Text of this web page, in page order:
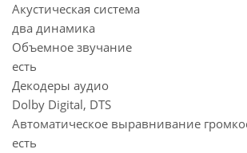
Акустическая система
два динамика
Объемное звучание
есть
Декодеры аудио
Dolby Digital, DTS
Автоматическое выравнивание
есть